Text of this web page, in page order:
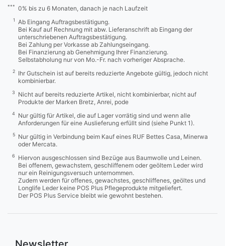
*** 0% bis zu 6 Monaten, danach je nach Laufzeit
1
Ab Eingang Auftragsbestätigung.
Bei Kauf auf Rechnung mit abw. Lieferanschrift ab Eingang der
unterschriebenen Auftragsbestätigung.
Bei Zahlung per Vorkasse ab Zahlungseingang.
Bei Finanzierung ab Genehmigung Ihrer Finanzierung.
Selbstabholung nur von Mo.-Fr. nach vorheriger Absprache.
2
Ihr Gutschein ist auf bereits reduzierte Angebote gültig, jedoch nicht
kombinierbar.
3
Nicht auf bereits reduzierte Artikel, nicht kombinierbar, nicht auf
Produkte der Marken Bretz, Anrei, pode
4
Nur gültig für Artikel, die auf Lager vorrätig sind und wenn alle
Anforderungen für eine Auslieferung erfüllt sind (siehe Punkt 1).
5
Nur gültig in Verbindung beim Kauf eines RUF Bettes Casa, Minerwa
oder Mercata.
6
Hiervon ausgeschlossen sind Bezüge aus Baumwolle und Leinen.
Bei offenem, gewachstem, geschliffenem oder geöltem Leder wird
nur ein Reinigungsversuch unternommen.
Zudem werden für offenes, gewachstes, geschliffenes, geöltes und
Longlife Leder keine POS Plus Pflegeprodukte mitgeliefert.
Der POS Plus Service bleibt wie gewohnt bestehen.